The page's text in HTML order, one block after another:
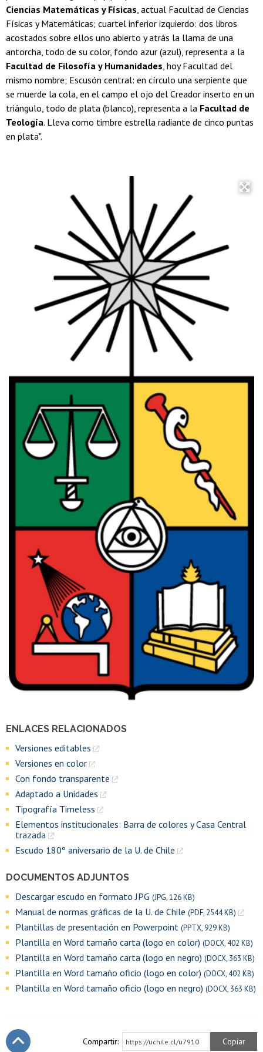
ENLACES RELACIONADOS
Versiones editables
Versiones en color
Con fondo transparente
Adaptado a Unidades
Tipografía Timeless
Elementos institucionales: Barra de colores y Casa Central
trazada
Escudo 180º aniversario de la U. de Chile
DOCUMENTOS ADJUNTOS
Descargar escudo en formato JPG (JPG, 126 KB)
Manual de normas gráficas de la U. de Chile (PDF, 2544 KB)
Plantillas de presentación en Powerpoint (PPTX, 929 KB)
Plantilla en Word tamaño carta (logo en color) (DOCX, 402 KB)
Plantilla en Word tamaño carta (logo en negro) (DOCX, 363 KB)
Plantilla en Word tamaño oficio (logo en color) (DOCX, 402 KB)
Plantilla en Word tamaño oficio (logo en negro) (DOCX, 363 KB)
Ciencias Matemáticas y Físicas , actual Facultad de Ciencias
Físicas y Matemáticas; cuartel inferior izquierdo: dos libros
acostados sobre ellos uno abierto y atrás la llama de una
antorcha, todo de su color, fondo azur (azul), representa a la
Facultad de Filosofía y Humanidades , hoy Facultad del
mismo nombre; Escusón central: en círculo una serpiente que
se muerde la cola, en el campo el ojo del Creador inserto en un
triángulo, todo de plata (blanco), representa a la Facultad de
Teología. Lleva como timbre estrella radiante de cinco puntas
en plata".
Compartir: https://uchile.cl/u7910 Copiar